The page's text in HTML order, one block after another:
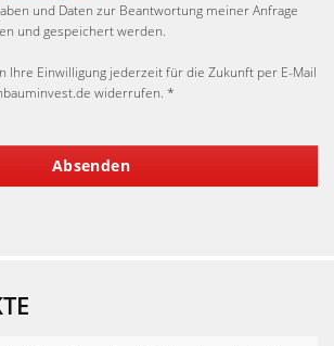
und Daten zur Beantwortung meiner Anfrage
und gespeichert werden.
Ihre Einwilligung jederzeit für die Zukunft per E-Mail
widerrufen. *
Absenden